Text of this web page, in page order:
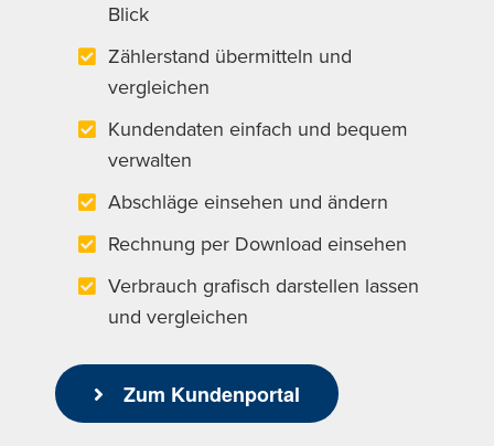
Blick
Zählerstand übermitteln und
vergleichen
Kundendaten einfach und bequem
verwalten
Abschläge einsehen und ändern
Rechnung per Download einsehen
Verbrauch grafisch darstellen lassen
und vergleichen
Zum Kundenportal